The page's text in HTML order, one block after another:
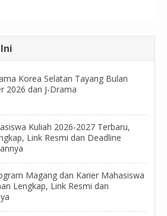
Korea Selatan Tayang Bulan
2026 dan J-Drama
Kuliah 2026-2027 Terbaru,
Link Resmi dan Deadline
Magang dan Karier Mahasiswa
Lengkap, Link Resmi dan